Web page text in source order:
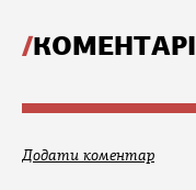
КОМЕНТАРІ
Додати коментар